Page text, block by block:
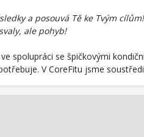
a posouvá Tě ke Tvým
ale pohyb!
spolupráci se špičkovými
V CoreFitu jsme